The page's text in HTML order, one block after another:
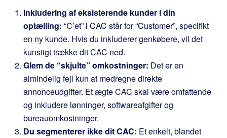
Inkludering af eksisterende kunder i din
optælling: “C’et” i CAC står for “Customer”, specifikt
en ny kunde. Hvis du inkluderer genkøbere, vil det
kunstigt trække dit CAC ned.
Glem de “skjulte” omkostninger: Det er en
almindelig fejl kun at medregne direkte
annonceudgifter. Et ægte CAC skal være omfattende
og inkludere lønninger, softwareafgifter og
bureauomkostninger.
Du segmenterer ikke dit CAC: Et enkelt, blandet